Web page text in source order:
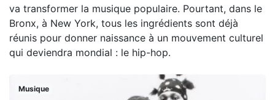
va transformer la musique populaire. Pourtant, dans le
Bronx, à New York, tous les ingrédients sont déjà
réunis pour donner naissance à un mouvement culturel
qui deviendra mondial : le hip-hop.
Musique